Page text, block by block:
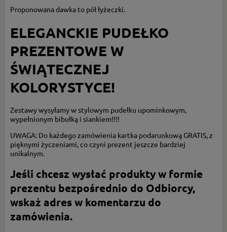
Proponowana dawka to pół łyżeczki.
ELEGANCKIE PUDEŁKO
PREZENTOWE W
ŚWIĄTECZNEJ
KOLORYSTYCE!
Zestawy wysyłamy w stylowym pudełku upominkowym,
wypełnionym bibułką i siankiem!!!!
UWAGA: Do każdego zamówienia kartka podarunkową GRATIS, z
pięknymi życzeniami, co czyni prezent jeszcze bardziej
unikalnym.
Jeśli chcesz wysłać produkty w formie
prezentu bezpośrednio do Odbiorcy,
wskaż adres w komentarzu do
zamówienia.